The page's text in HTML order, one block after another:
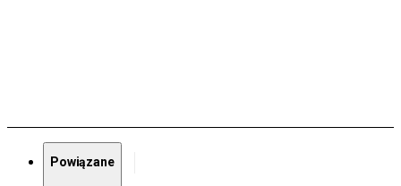
Powiązane